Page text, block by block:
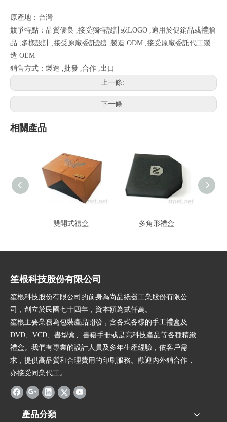
原產地：台灣
競爭特點：品質優良 ,接受獨特設計或LOGO ,適用於促銷品或禮贈
品 ,多樣設計 ,接受原廠委託設計製造 ODM ,接受原廠委託代工製
造 OEM
銷售方式：製造 ,批發 ,合作 ,出口
上一條:
下一條:
相關產品
雙開式禮盒 多角形禮盒
笙根科技股份有限公司
笙根科技股份有限公司的前身為尚品紙器工業股份有限公
司，創立於民國七十四年，資本額為貳仟萬。
笙根主要業務為包裝產品開發，含各式各樣的手工禮盒及
DVD、VCD、書型盒、書籍手冊或是高科技產品等各種精緻
禮盒。我們有專業的設計人員及多年生產經驗，依客戶需
求，提供高品質和合理費用的印刷服務。歡迎內外銷合作，
亦接受同業代工。
產品分類